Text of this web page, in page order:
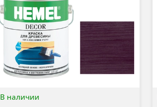
В наличии